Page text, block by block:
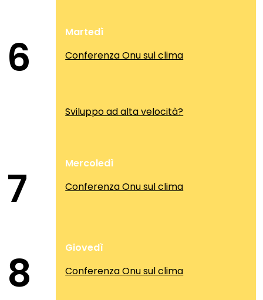
6
Martedì
Conferenza Onu sul clima
Sviluppo ad alta velocità?
7
Mercoledì
Conferenza Onu sul clima
8
Giovedì
Conferenza Onu sul clima